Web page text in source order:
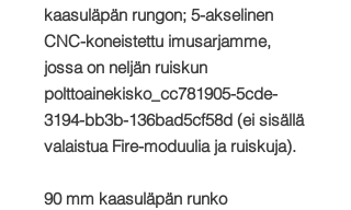
kaasuläpän rungon; 5-akselinen
CNC-koneistettu imusarjamme,
jossa on neljän ruiskun
polttoainekisko_cc781905-5cde-
3194-bb3b-136bad5cf58d (ei sisällä
valaistua Fire-moduulia ja ruiskuja).
90 mm kaasuläpän runko